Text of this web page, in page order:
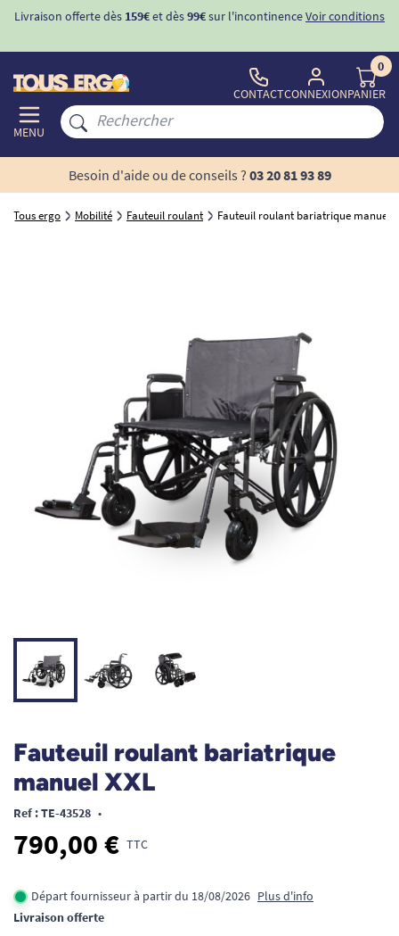
Livraison offerte dès 159€et dès99€sur l'incontinenceVoir conditions
MENU
CONTACTCONNEXION
0
PANIER
Besoin d'aide ou de conseils ? 03 20 81 93 89
Tous ergo Mobilité Fauteuil roulant Fauteuil roulant bariatrique manuel
Fauteuil roulant bariatrique
manuel XXL
Ref : TE-43528 •
790,00 € TTC
Départ fournisseur à partir du 18/08/2026 Plus d'info
Livraison offerte